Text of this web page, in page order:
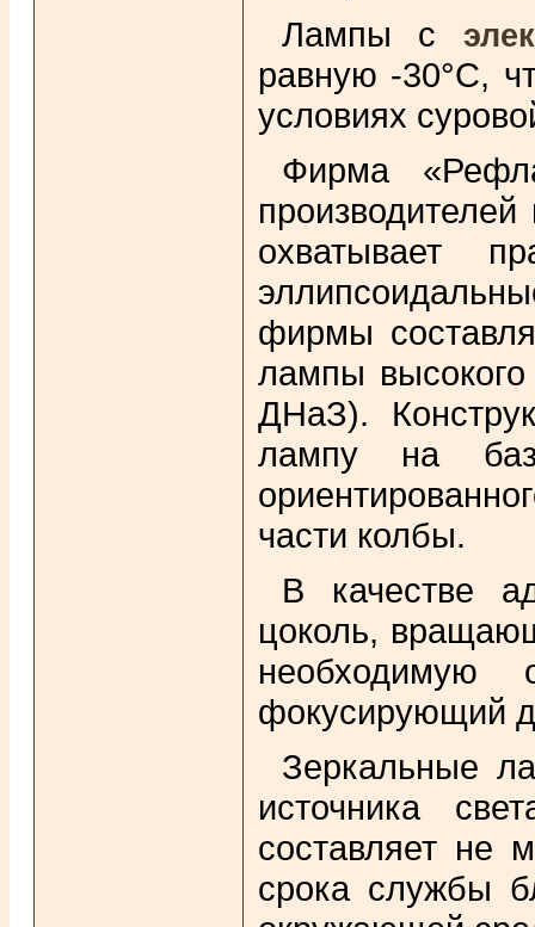
Лампы с
равную -30°С,
условиях
Фирма
охватывает
фирмы
лампы
ДНаЗ).
лампу на
части колбы.
В качестве
цоколь,
фокусирующий
Зеркальные
источника
составляет не
срока службы